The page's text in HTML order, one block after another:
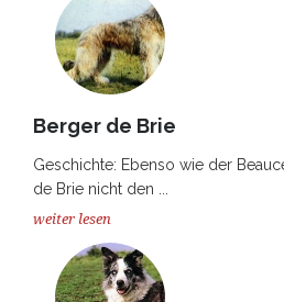
Berger de Brie
Geschichte: Ebenso wie der
de Brie nicht den ...
weiter lesen